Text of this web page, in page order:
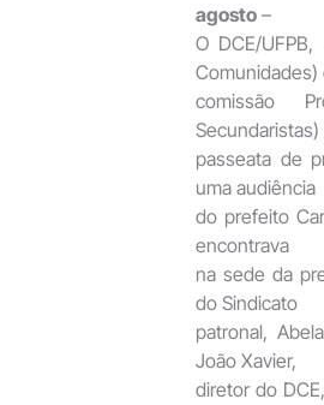
agosto –
O DCE/
Comunidades)
comissão
Secundaristas)
passeata de
uma audiência
do prefeito
encontrava
na sede da
do Sindicato
patronal,
João Xavier,
diretor do